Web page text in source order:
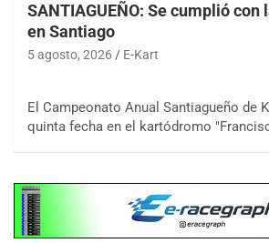
SANTIAGUEÑO: Se cumplió con
en Santiago
5 agosto, 2026 E-Kart
El Campeonato Anual Santiagueño de
quinta fecha en el kartódromo